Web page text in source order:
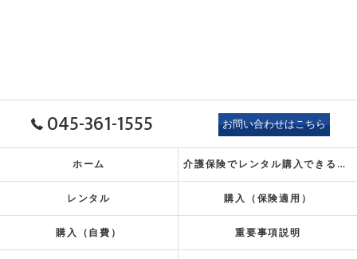
045-361-1555 お問い合わせはこちら
ホーム 介護保険でレンタル購入できるもの
レンタル 購入（保険適用）
購入（自費） 重要事項説明